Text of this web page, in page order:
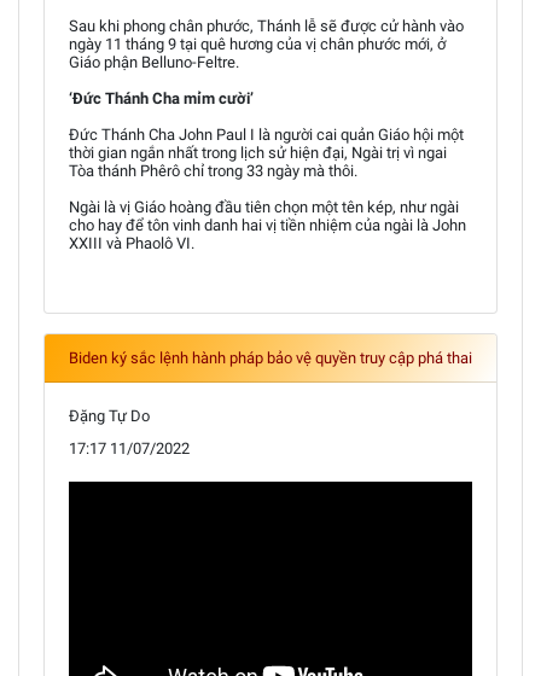
Sau khi phong chân phước, Thánh lễ sẽ được cử hành vào
ngày 11 tháng 9 tại quê hương của vị chân phước mới, ở
Giáo phận Belluno-Feltre.
‘Đức Thánh Cha mỉm cười’
Đức Thánh Cha John Paul I là người cai quản Giáo hội một
thời gian ngắn nhất trong lịch sử hiện đại, Ngài trị vì ngai
Tòa thánh Phêrô chỉ trong 33 ngày mà thôi.
Ngài là vị Giáo hoàng đầu tiên chọn một tên kép, như ngài
cho hay để tôn vinh danh hai vị tiền nhiệm của ngài là John
XXIII và Phaolô VI.
Biden ký sắc lệnh hành pháp bảo vệ quyền truy cập phá thai
Đặng Tự Do
17:17 11/07/2022